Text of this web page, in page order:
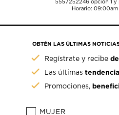
5557252246opción 1 y
Horario: 09:00am
OBTÉN LAS ÚLTIMAS
Regístrate y recibe
Las últimas
Promociones,
MUJER